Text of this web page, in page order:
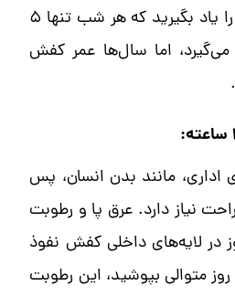
روش ساده و کم‌هزینه را یاد بگیرید که هر شب تنها ۵
اما سال‌ها عمر کفش
مانند بدن انسان، پس
نیاز دارد. عرق پا و رطوبت
در لایه‌های داخلی کفش نفوذ
متوالی بپوشید، این رطوبت